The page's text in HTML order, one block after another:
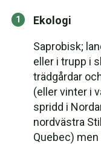
Ekologi
Saprobisk;
eller i trupp i
trädgårdar
(eller vinter i
spridd i
nordvästra
Quebec)